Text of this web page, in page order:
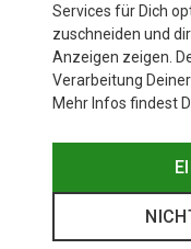
Services für Dich
zuschneiden und
Anzeigen zeigen.
Verarbeitung
Mehr Infos findest